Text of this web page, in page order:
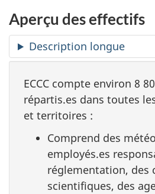
Aperçu des effectifs
Description longue
ECCC compte environ 8
répartis.es dans toutes
et territoires :
Comprend des
employés.es
réglementation, des
scientifiques, des